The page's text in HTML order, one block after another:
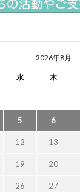
2026年8月
水 木
5 6
12 13
19 20
26 27